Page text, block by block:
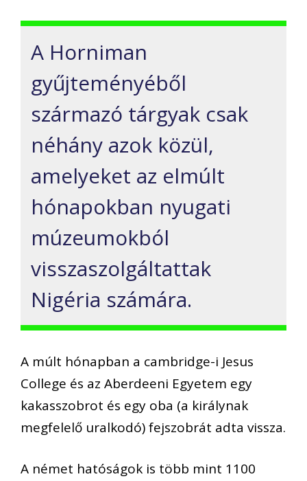
A Horniman
gyűjteményéből
származó tárgyak csak
néhány azok közül,
amelyeket az elmúlt
hónapokban nyugati
múzeumokból
visszaszolgáltattak
Nigéria számára.
A múlt hónapban a cambridge-i Jesus
College és az Aberdeeni Egyetem egy
kakasszobrot és egy oba (a királynak
megfelelő uralkodó) fejszobrát adta vissza.
A német hatóságok is több mint 1100